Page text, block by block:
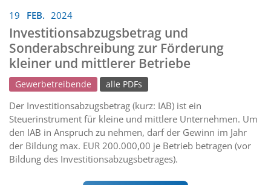
19 FEB. 2024
Investitionsabzugsbetrag und
Sonderabschreibung zur Förderung
kleiner und mittlerer Betriebe
Gewerbetreibende alle PDFs
Der Investitionsabzugsbetrag (kurz: IAB) ist ein
Steuerinstrument für kleine und mittlere Unternehmen. Um
den IAB in Anspruch zu nehmen, darf der Gewinn im Jahr
der Bildung max. EUR 200.000,00 je Betrieb betragen (vor
Bildung des Investitionsabzugsbetrages).